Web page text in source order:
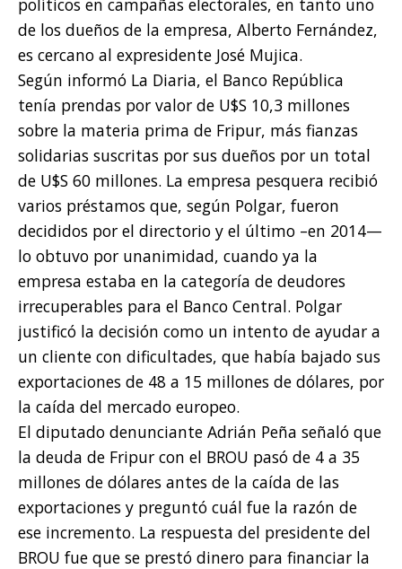
de los dueños de la empresa, Alberto Fernández,
es cercano al expresidente José Mujica.
Según informó La Diaria, el Banco República
tenía prendas por valor de U$S 10,3 millones
sobre la materia prima de Fripur, más fianzas
solidarias suscritas por sus dueños por un total
de U$S 60 millones. La empresa pesquera recibió
varios préstamos que, según Polgar, fueron
decididos por el directorio y el último –en 2014—
lo obtuvo por unanimidad, cuando ya la
empresa estaba en la categoría de deudores
irrecuperables para el Banco Central. Polgar
justificó la decisión como un intento de ayudar a
un cliente con dificultades, que había bajado sus
exportaciones de 48 a 15 millones de dólares, por
la caída del mercado europeo.
El diputado denunciante Adrián Peña señaló que
la deuda de Fripur con el BROU pasó de 4 a 35
millones de dólares antes de la caída de las
exportaciones y preguntó cuál fue la razón de
ese incremento. La respuesta del presidente del
BROU fue que se prestó dinero para financiar la